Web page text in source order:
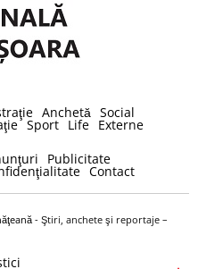
Anchetă Social
Sport Life Externe
Publicitate
Contact
- Ştiri, anchete şi reportaje –